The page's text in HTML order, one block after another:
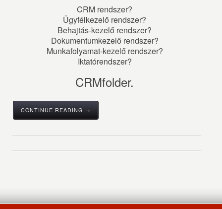
CRM rendszer?
Ügyfélkezelő rendszer?
Behajtás-kezelő rendszer?
Dokumentumkezelő rendszer?
Munkafolyamat-kezelő rendszer?
Iktatórendszer?
CRMfolder.
CONTINUE READING →